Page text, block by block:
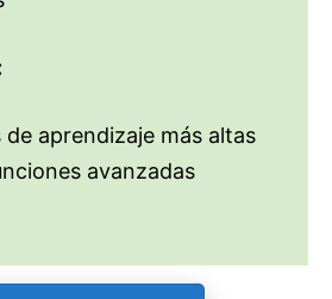
de aprendizaje más altas
avanzadas